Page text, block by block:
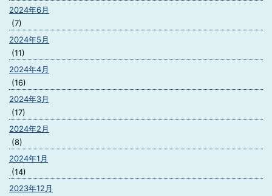
2024年6月
(7)
2024年5月
(11)
2024年4月
(16)
2024年3月
(17)
2024年2月
(8)
2024年1月
(14)
2023年12月